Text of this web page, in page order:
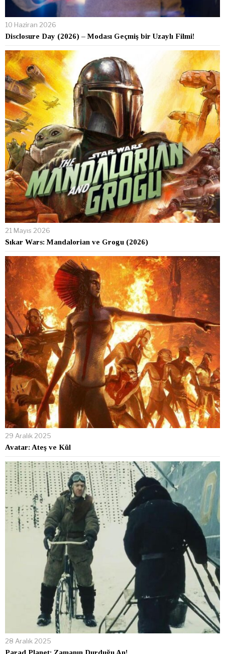
10 Haziran 2026
Disclosure Day (2026) – Modası Geçmiş bir Uzaylı Filmi!
21 Mayıs 2026
Sıkar Wars: Mandalorian ve Grogu (2026)
29 Aralık 2025
Avatar: Ateş ve Kül
28 Aralık 2025